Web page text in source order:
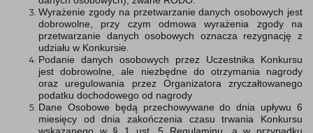
Wyrażenie zgody na przetwarzanie danych osobowych jest
dobrowolne, przy czym odmowa wyrażenia zgody na
przetwarzanie danych osobowych oznacza rezygnację z
udziału w Konkursie.
Podanie danych osobowych przez Uczestnika Konkursu
jest dobrowolne, ale niezbędne do otrzymania nagrody
oraz uregulowania przez Organizatora zryczałtowanego
podatku dochodowego od nagrody
Dane Osobowe będą przechowywane do dnia upływu 6
miesięcy od dnia zakończenia czasu trwania Konkursu
wskazanego w § 1 ust. 5 Regulaminu, a w przypadku